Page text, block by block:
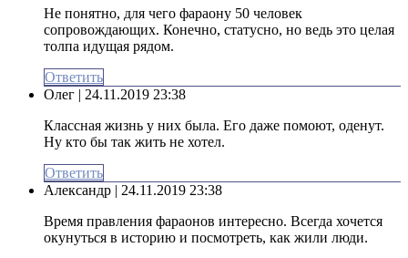
Не понятно, для чего фараону 50 человек
сопровождающих. Конечно, статусно, но ведь это целая
толпа идущая рядом.
Ответить
Олег | 24.11.2019 23:38
Классная жизнь у них была. Его даже помоют, оденут.
Ну кто бы так жить не хотел.
Ответить
Александр | 24.11.2019 23:38
Время правления фараонов интересно. Всегда хочется
окунуться в историю и посмотреть, как жили люди.